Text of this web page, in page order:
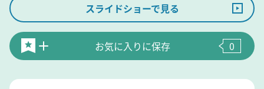
スライドショーで見る
お気に入りに保存 0